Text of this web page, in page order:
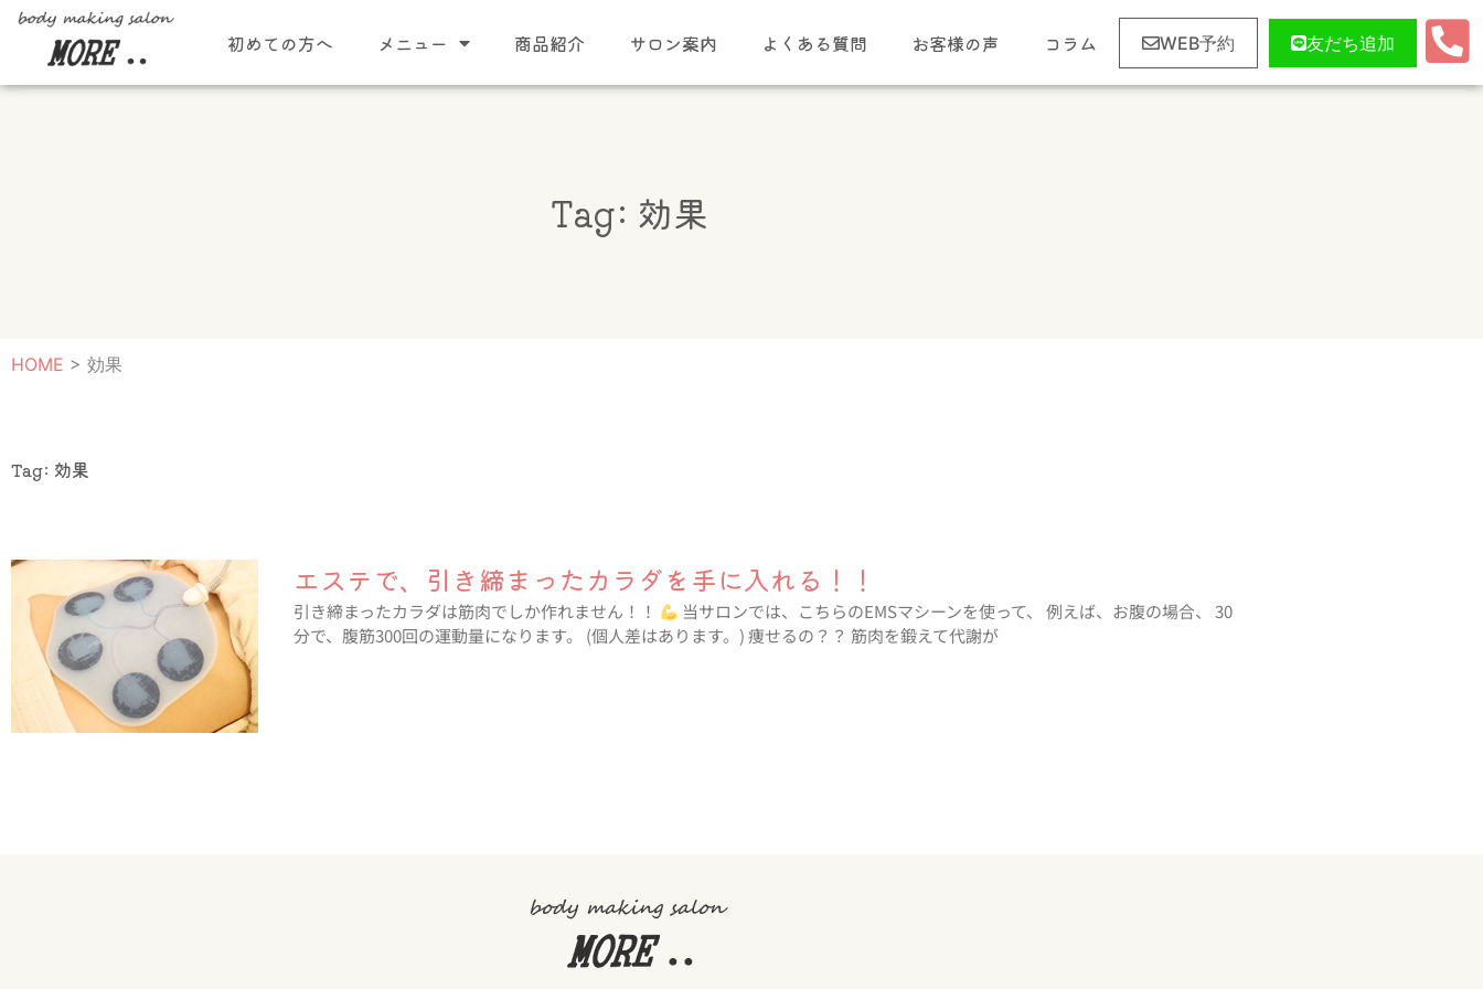
初めての方へ メニュー 商品紹介 サロン案内 よくある質問 お客様の声 コラム WEB予約 友だち追加
Tag: 効果
HOME > 効果
Tag: 効果
エステで、引き締まったカラダを手に入れる！！
引き締まったカラダは筋肉でしか作れません！！
当サロンでは、こちらのEMSマシーンを使って、 例えば、お腹の場合、 30
分で、腹筋300回の運動量になります。 (個人差はあります。) 痩せるの？？ 筋肉を鍛えて代謝が